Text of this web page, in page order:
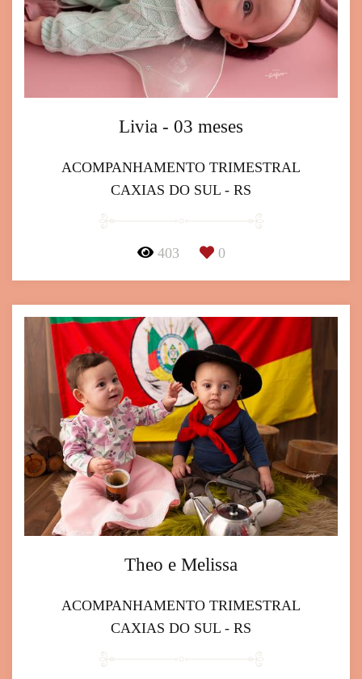
Livia - 03 meses
ACOMPANHAMENTO TRIMESTRAL
CAXIAS DO SUL - RS
403 0
Theo e Melissa
ACOMPANHAMENTO TRIMESTRAL
CAXIAS DO SUL - RS